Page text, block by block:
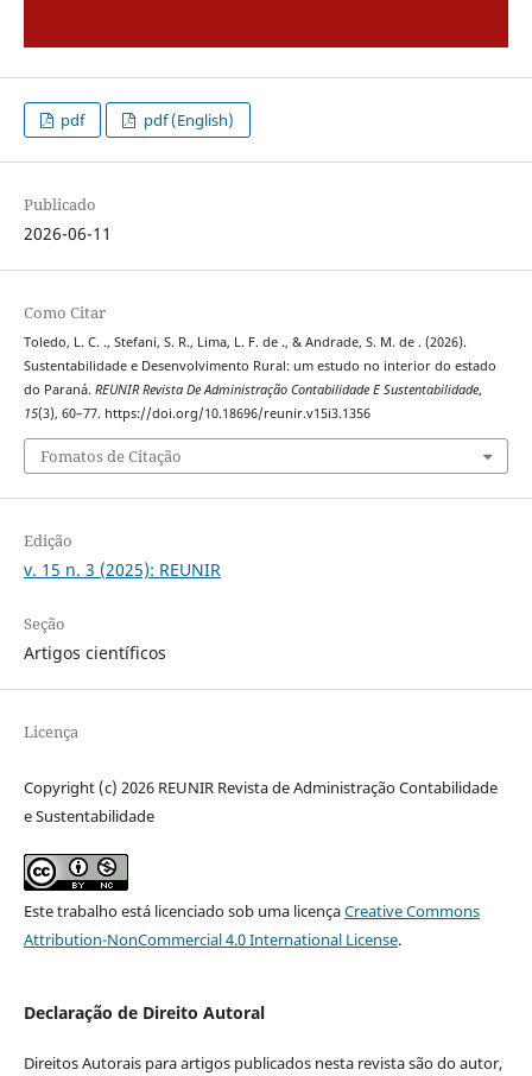
pdf pdf (English)
Publicado
2026-06-11
Como Citar
Toledo, L. C. ., Stefani, S. R., Lima, L. F. de ., & Andrade, S. M. de . (2026).
Sustentabilidade e Desenvolvimento Rural: um estudo no interior do estado
do Paraná. REUNIR Revista De Administração Contabilidade E Sustentabilidade,
15(3), 60–77. https://doi.org/10.18696/reunir.v15i3.1356
Fomatos de Citação
Edição
v. 15 n. 3 (2025): REUNIR
Seção
Artigos científicos
Licença
Copyright (c) 2026 REUNIR Revista de Administração Contabilidade
e Sustentabilidade
Este trabalho está licenciado sob uma licençaCreative Commons
Attribution-NonCommercial 4.0 International License.
Declaração de Direito Autoral
Direitos Autorais para artigos publicados nesta revista são do autor,